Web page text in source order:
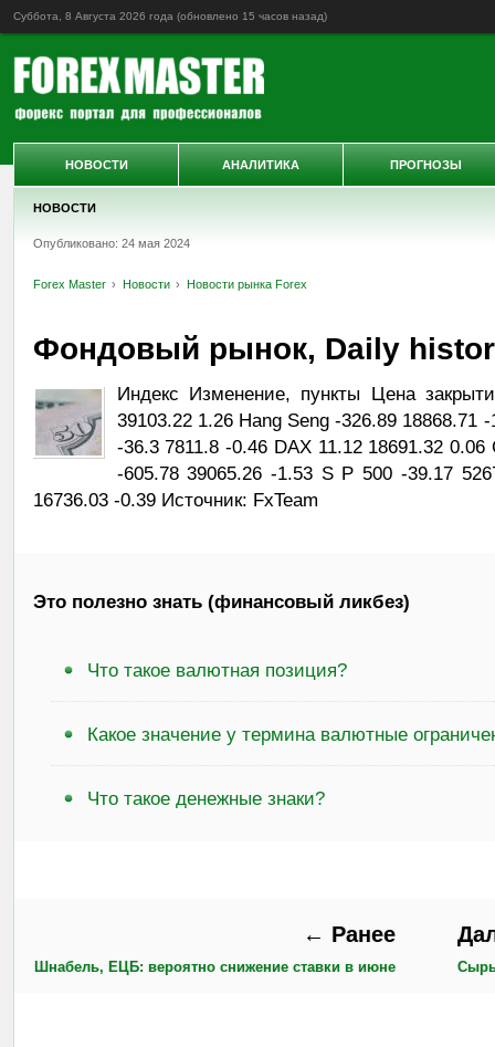
Суббота, 8 Августа 2026 года (обновлено 15 часов назад)
НОВОСТИ
Опубликовано: 24 мая 2024
Forex Master Новости Новости рынка Forex
Фондовый рынок, Daily
Индекс Изменение, пункты Цена
39103.22 1.26 Hang Seng -326.89 18868.71
-36.3 7811.8 -0.46 DAX 11.12 18691.32
-605.78 39065.26 -1.53 S P 500 -39.17
16736.03 -0.39 Источник: FxTeam
Это полезно знать (финансовый ликбез)
Что такое валютная позиция?
Какое значение у термина валютные
Что такое денежные знаки?
← Ранее
Шнабель, ЕЦБ: вероятно снижение ставки в июне
НОВОСТИ АНАЛИТИКА ПРОГНОЗЫ